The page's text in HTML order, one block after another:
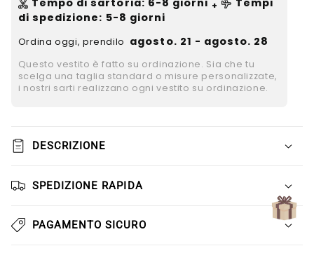
Tempo di sartoria: 6-8 giorni +
Tempi
di spedizione: 5-8 giorni
Ordina oggi, prendilo agosto. 21 - agosto. 28
Questo vestito è fatto su ordinazione. Sia che tu
scelga una taglia standard o misure personalizzate,
i nostri sarti realizzano ogni vestito su ordinazione.
DESCRIZIONE
SPEDIZIONE RAPIDA
PAGAMENTO SICURO